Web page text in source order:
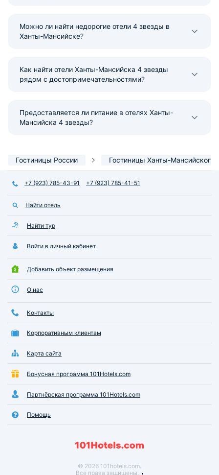
Можно ли найти недорогие отели 4 звезды в
Ханты-Мансийске?
Как найти отели Ханты-Мансийска 4 звезды
рядом с достопримечательностями?
Предоставляется ли питание в отелях Ханты-
Мансийска 4 звезды?
Гостиницы России Гостиницы Ханты-Мансийского
+7 (923) 785-43-91 +7 (923) 785-41-51
Найти отель
Найти тур
Войти в личный кабинет
Добавить объект размещения
О нас
Контакты
Корпоративным клиентам
Карта сайта
Бонусная программа 101Hotels.com
Партнёрская программа 101Hotels.com
Помощь
© 2026 101hotels.com.
Все права защищены.